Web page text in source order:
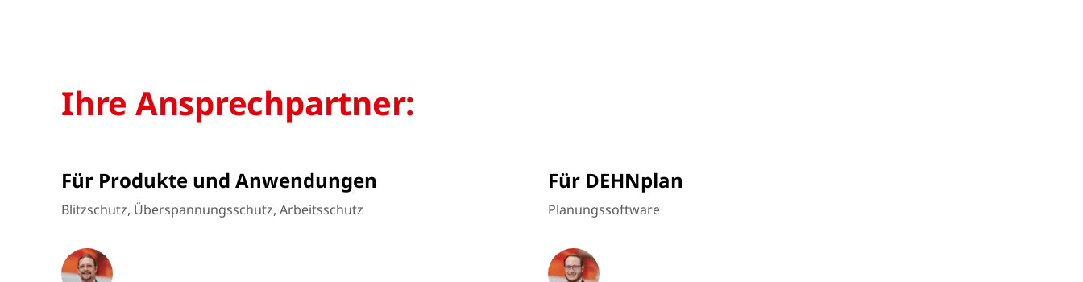
Ihre Ansprechpartner:
Für Produkte und Anwendungen
Blitzschutz, Überspannungsschutz, Arbeitsschutz
Für DEHNplan
Planungssoftware